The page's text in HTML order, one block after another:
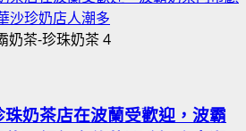
沙珍奶店人潮多
4
奶茶店在波蘭受歡迎，波霸